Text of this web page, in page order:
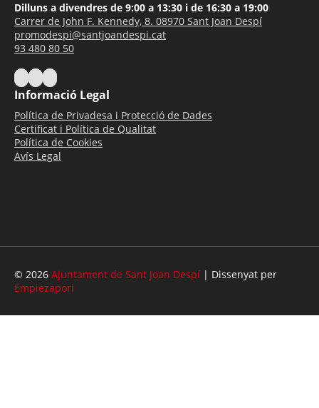
Dilluns a divendres de 9:00 a 13:30 i de 16:30 a 19:00
Carrer de John F. Kennedy, 8. 08970 Sant Joan Despí
promodespi@santjoandespi.cat
93 480 80 50
Informació Legal
Política de Privadesa i Protecció de Dades
Certificat i Política de Qualitat
Política de Cookies
Avís Legal
© 2026 Ajuntament de Sant Joan Despí | Dissenyat per
Empiezapori